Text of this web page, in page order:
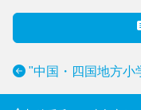
"中国・四国地方小